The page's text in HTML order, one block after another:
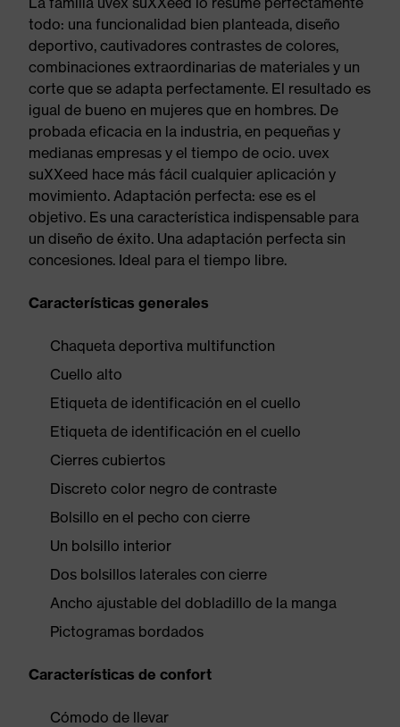
todo: una funcionalidad bien planteada, diseño
deportivo, cautivadores contrastes de colores,
combinaciones extraordinarias de materiales y un
corte que se adapta perfectamente. El resultado es
igual de bueno en mujeres que en hombres. De
probada eficacia en la industria, en pequeñas y
medianas empresas y el tiempo de ocio. uvex
suXXeed hace más fácil cualquier aplicación y
movimiento. Adaptación perfecta: ese es el
objetivo. Es una característica indispensable para
un diseño de éxito. Una adaptación perfecta sin
concesiones. Ideal para el tiempo libre.
Características generales
Chaqueta deportiva multifunction
Cuello alto
Etiqueta de identificación en el cuello
Etiqueta de identificación en el cuello
Cierres cubiertos
Discreto color negro de contraste
Bolsillo en el pecho con cierre
Un bolsillo interior
Dos bolsillos laterales con cierre
Ancho ajustable del dobladillo de la manga
Pictogramas bordados
Características de confort
Cómodo de llevar